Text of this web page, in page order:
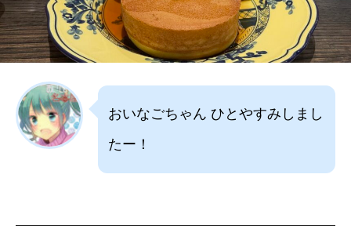
おいなごちゃん ひとやすみしまし
たー！